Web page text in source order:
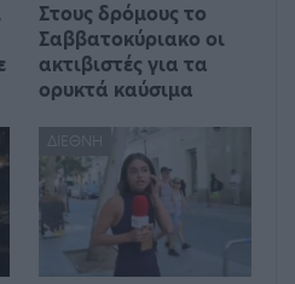
Στους δρόμους το
Σαββατοκύριακο οι
ακτιβιστές για τα
ορυκτά καύσιμα
ΔΙΕΘΝΉ